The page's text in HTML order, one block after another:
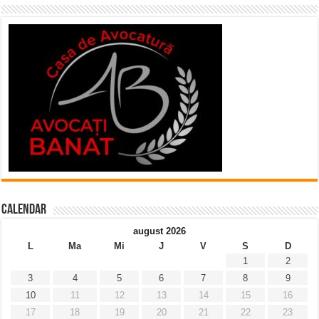
Calendar
august 2026
L
Ma Mi J V S
D
1
2
3
4 5 6 7 8
9
10
11 12 13 14 15
16
17
18 19 20 21 22
23